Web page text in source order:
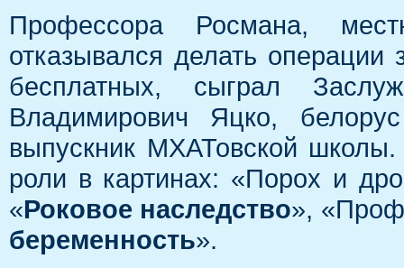
Профессора Росмана,
отказывался делать
бесплатных, сыграл
Владимирович Яцко,
выпускник МХАТовской
роли в картинах: «Порох и
«Роковое наследство»,
беременность».